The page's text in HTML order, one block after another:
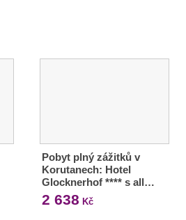
Pobyt plný zážitků v
Korutanech: Hotel
Glocknerhof **** s all…
2 638 Kč